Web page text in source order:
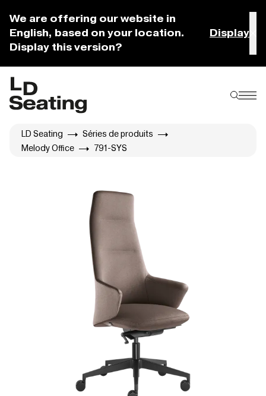
We are offering our website in
English, based on your location.
Display this version?
Display
LD Seating
Séries de produits
Melody Office
791-SYS